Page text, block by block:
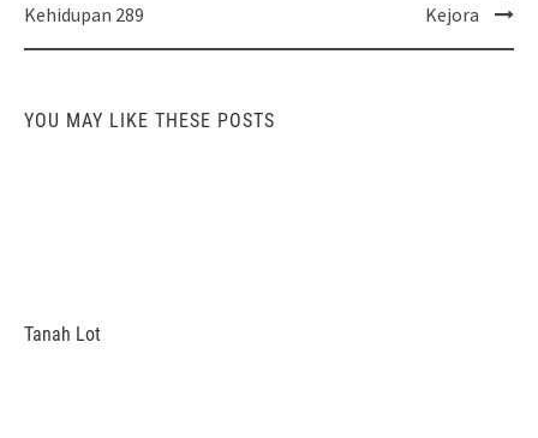
Kehidupan 289
Kejora
YOU MAY LIKE THESE POSTS
Tanah Lot